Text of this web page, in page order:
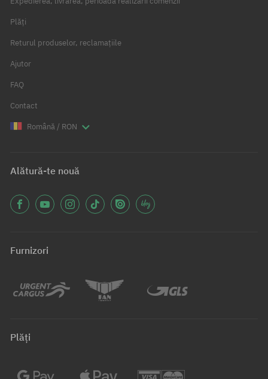
Plăți
Returul produselor, reclamațiile
Ajutor
FAQ
Contact
Română / RON
Alătură-te nouă
Furnizori
Plăți